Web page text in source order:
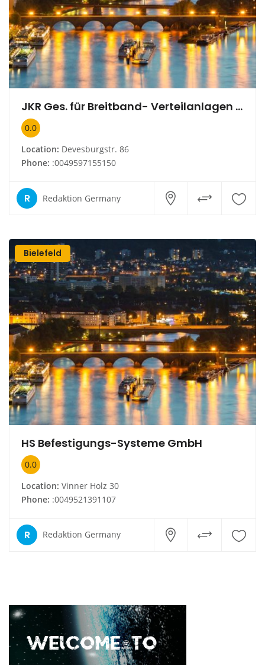
JKR Ges. für Breitband- Verteilanlagen u.Gemeinschafts
0.0
Location: Devesburgstr. 86
Phone: :0049597155150
R Redaktion Germany
Bielefeld
HS Befestigungs-Systeme GmbH
0.0
Location: Vinner Holz 30
Phone: :0049521391107
R Redaktion Germany